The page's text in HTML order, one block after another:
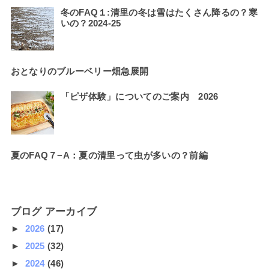
冬のFAQ１:清里の冬は雪はたくさん降るの？寒
いの？2024-25
おとなりのブルーベリー畑急展開
「ピザ体験」についてのご案内 2026
夏のFAQ７−A：夏の清里って虫が多いの？前編
ブログ アーカイブ
► 2026(17)
► 2025(32)
► 2024(46)